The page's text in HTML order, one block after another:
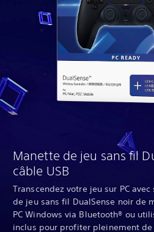
Manette de jeu sans fil
câble USB
Transcendez votre jeu sur PC
de jeu sans fil DualSense noir de
PC Windows via Bluetooth® ou
inclus pour profiter pleinement